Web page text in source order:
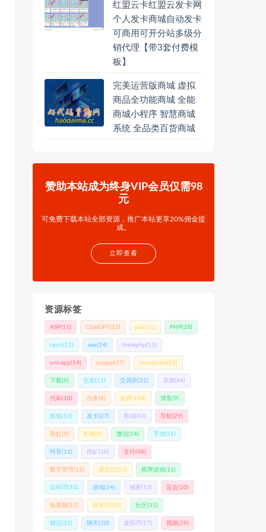
红盟云卡红盟云发卡网
个人发卡商城自动发卡
可商用可开分站多级分
销代理【带3套付费模
板】
完美运营版商城 虚拟
商品全功能商城 全能
商城小程序 智慧商城
系统 全品类百货商城
赞助本站成为终身VIP会员仅需98
元
可免费下载本站全部资源，推广本站更享20%佣金提
成。
立即查看
资源标签
ASP(11) ChatGPT(13) java(11) PHP(28)
ripro(11) seo(14) thinkphp(13)
uni-app(14) uniapp(17) wordpress(10)
下载(9) 交友(11) 交易所(21) 亲测 (64)
代刷 (10) 任务(9) 免费(118) 博客(9)
原创 (13) 发卡(27) 商城(42) 导航(29)
彩虹(9) 影视(9) 微信(14) 手游(51)
抖音(11) 挖矿(10) 支付(48)
数字货币(11) 易支付(13) 棋牌游戏(11)
比特币(10) 游戏(14) 独家(13) 盲盒(20)
短视频(11) 码支付(10) 社区(11)
精品(32) 聊天(20) 虚拟币(17) 视频(29)